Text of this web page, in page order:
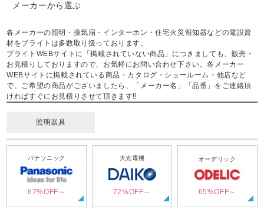
メーカーから選ぶ
各メーカーの照明・換気扇・インターホン・住宅火災報知器などの電設資
材をブライトは多数取り扱っております。
ブライトWEBサイトに「掲載されていない商品」につきましても、販売・
お見積りしておりますので、お気軽にお問い合わせ下さい。各メーカー
WEBサイトに掲載されている商品・カタログ・ショールーム・他店など
で、ご希望の商品がございましたら、「メーカー名」「品番」をご連絡頂
ければすぐにお見積りさせて頂きます‼
照明器具
パナソニック
67%OFF～
大光電機
72%OFF～
オーデリック
65%OFF～